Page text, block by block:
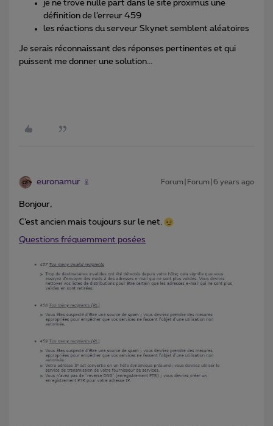
je ne trove nulle part dans le site proximus une
définition de l’erreur 459
les réactions du serveur Skynet semblent aléatoires
Je serais réconnaissant des réponses pertinentes et qui
puissent me donner une solution...
euronamur Forum|Forum|6 years ago
Bonjour,
C’est ancien mais toujours sur le net.
Questions fréquemment posées